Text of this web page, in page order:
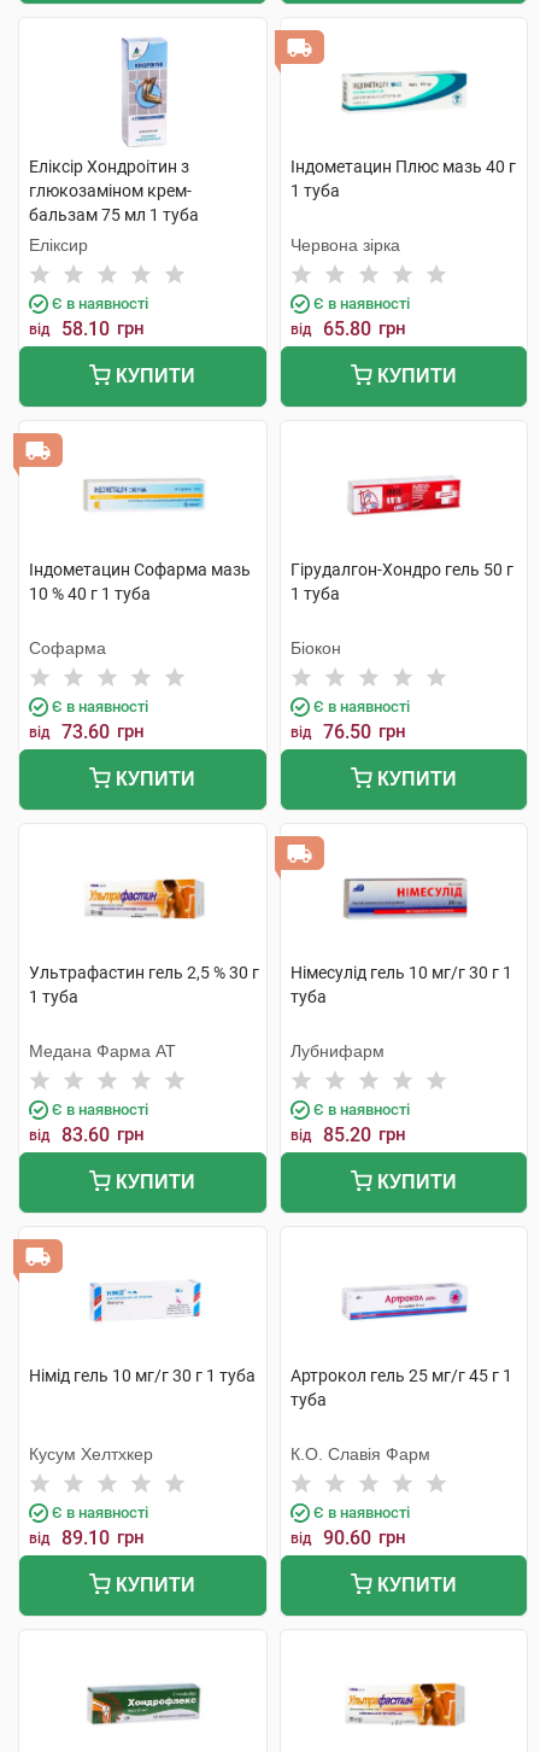
Еліксір Хондроітин з
глюкозаміном крем-
бальзам 75 мл 1 туба
Еліксир
Є в наявності
від 58.10 грн
КУПИТИ
Індометацин Плюс мазь 40 г
1 туба
Червона зірка
Є в наявності
від 65.80 грн
КУПИТИ
Індометацин Софарма мазь
10 % 40 г 1 туба
Софарма
Є в наявності
від 73.60 грн
КУПИТИ
Гірудалгон-Хондро гель 50 г
1 туба
Біокон
Є в наявності
від 76.50 грн
КУПИТИ
Ультрафастин гель 2,5 % 30 г
1 туба
Медана Фарма АТ
Є в наявності
від 83.60 грн
КУПИТИ
Німесулід гель 10 мг/г 30 г 1
туба
Лубнифарм
Є в наявності
від 85.20 грн
КУПИТИ
Німід гель 10 мг/г 30 г 1 туба
Кусум Хелтхкер
Є в наявності
від 89.10 грн
КУПИТИ
Артрокол гель 25 мг/г 45 г 1
туба
К.О. Славія Фарм
Є в наявності
від 90.60 грн
КУПИТИ